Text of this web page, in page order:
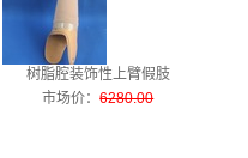
树脂腔装饰性上臂假肢
市场价：6280.00